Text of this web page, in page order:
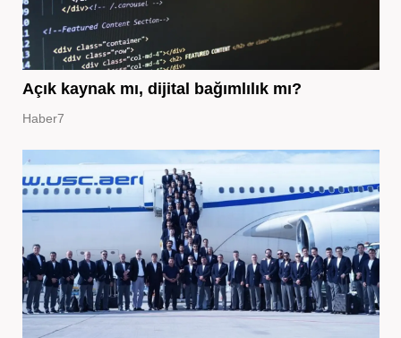
Açık kaynak mı, dijital bağımlılık mı?
Haber7